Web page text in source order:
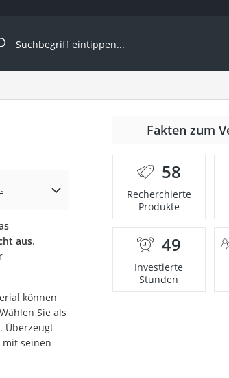
aus.
können
Sie als
Überzeugt
mit seinen
Fakten zum
58
Recherchierte
Produkte
49
Investierte
Stunden